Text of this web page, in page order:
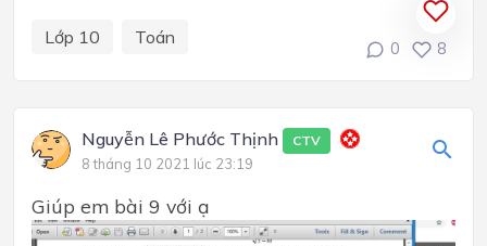
Lớp 10 Toán
0 8
Nguyễn Lê Phước Thịnh CTV
8 tháng 10 2021 lúc 23:19
Giúp em bài 9 với ạ